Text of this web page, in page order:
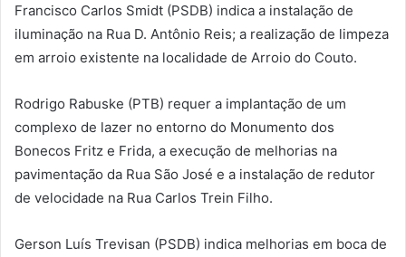
Francisco Carlos Smidt (PSDB) indica a instalação de
iluminação na Rua D. Antônio Reis; a realização de limpeza
em arroio existente na localidade de Arroio do Couto.
Rodrigo Rabuske (PTB) requer a implantação de um
complexo de lazer no entorno do Monumento dos
Bonecos Fritz e Frida, a execução de melhorias na
pavimentação da Rua São José e a instalação de redutor
de velocidade na Rua Carlos Trein Filho.
Gerson Luís Trevisan (PSDB) indica melhorias em boca de